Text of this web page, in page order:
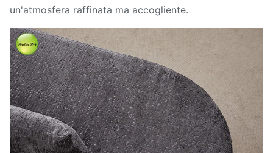
un'atmosfera raffinata ma accogliente.